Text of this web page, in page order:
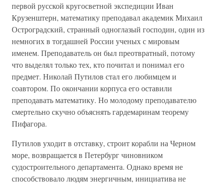
первой русской кругосветной экспедиции Иван
Крузенштерн, математику преподавал академик Михаил
Остроградский, странный одноглазый господин, один из
немногих в тогдашней России ученых с мировым
именем. Преподаватель он был преотвратный, потому
что выделял только тех, кто почитал и понимал его
предмет. Николай Путилов стал его любимцем и
соавтором. По окончании корпуса его оставили
преподавать математику. Но молодому преподавателю
смертельно скучно объяснять гардемаринам теорему
Пифагора.
Путилов уходит в отставку, строит корабли на Черном
море, возвращается в Петербург чиновником
судостроительного департамента. Однако время не
способствовало людям энергичным, инициатива не